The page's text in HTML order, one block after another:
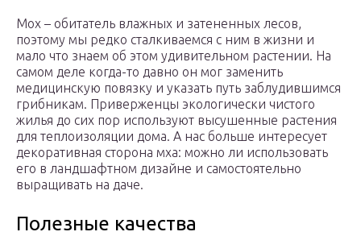
Мох – обитатель влажных и затененных лесов,
поэтому мы редко сталкиваемся с ним в жизни и
мало что знаем об этом удивительном растении. На
самом деле когда-то давно он мог заменить
медицинскую повязку и указать путь заблудившимся
грибникам. Приверженцы экологически чистого
жилья до сих пор используют высушенные растения
для теплоизоляции дома. А нас больше интересует
декоративная сторона мха: можно ли использовать
его в ландшафтном дизайне и самостоятельно
выращивать на даче.
Полезные качества